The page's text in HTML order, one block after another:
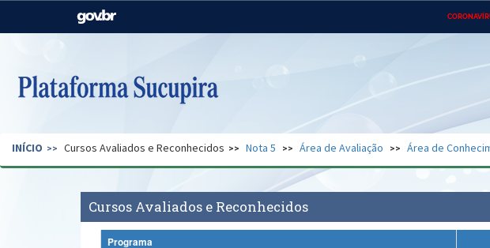
Casa Civil
Pecuária e Abastecimento
Ministério do
Regional
Secretaria de Governo Gabinete de Segurança Advocacia-Geral da União
INÍCIO Cursos Avaliados e Reconhecidos Nota 5 Área de Avaliação Área de
Cursos Avaliados e Reconhecidos
Programa